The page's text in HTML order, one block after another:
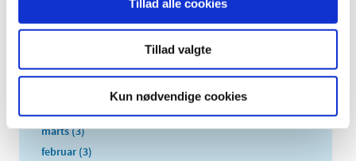
Tillad alle cookies
Tillad valgte
Kun nødvendige cookies
august (1)
juni (3)
marts (3)
februar (3)